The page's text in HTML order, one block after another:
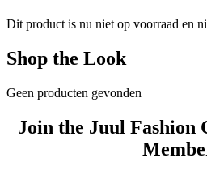
Dit product is nu niet op voorraad en
Shop the Look
Geen producten gevonden
Join the Juul